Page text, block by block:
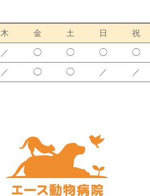
木 金 土 日 祝
／ ◯ ◯ ◯ ◯
／ ◯ ◯ ／ ／